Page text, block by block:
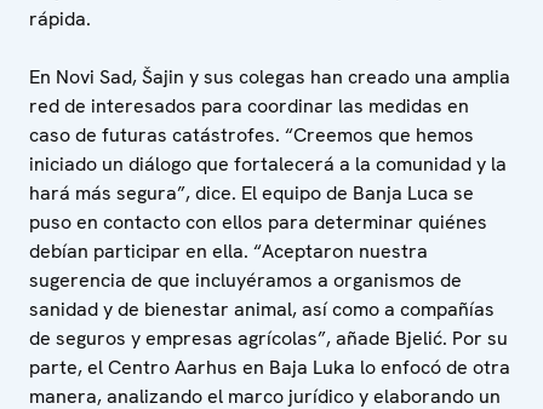
rápida.
En Novi Sad, Šajin y sus colegas han creado una amplia
red de interesados para coordinar las medidas en
caso de futuras catástrofes. “Creemos que hemos
iniciado un diálogo que fortalecerá a la comunidad y la
hará más segura”, dice. El equipo de Banja Luca se
puso en contacto con ellos para determinar quiénes
debían participar en ella. “Aceptaron nuestra
sugerencia de que incluyéramos a organismos de
sanidad y de bienestar animal, así como a compañías
de seguros y empresas agrícolas”, añade Bjelić. Por su
parte, el Centro Aarhus en Baja Luka lo enfocó de otra
manera, analizando el marco jurídico y elaborando un